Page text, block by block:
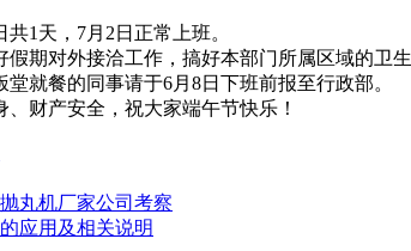
1天，7月2日正常上班。
假期对外接洽工作，搞好本部门所属区域的卫
就餐的同事请于6月8日下班前报至行政部。
财产安全，祝大家端午节快乐！
丸机厂家公司考察
应用及相关说明